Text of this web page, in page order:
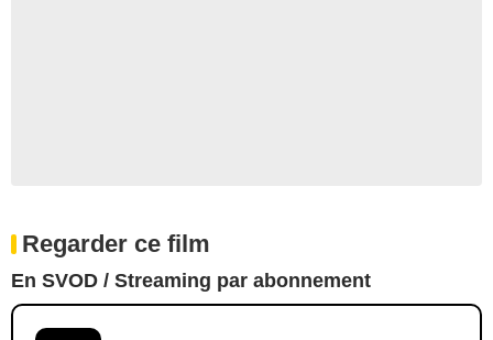
Regarder ce film
En SVOD / Streaming par abonnement